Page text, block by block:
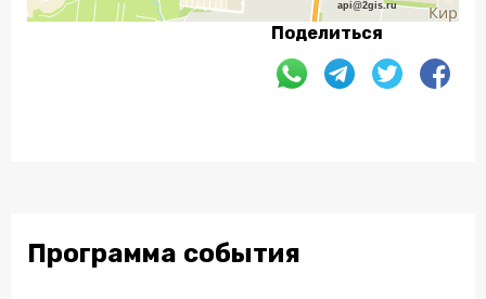
api@2gis.ru
Поделиться
Программа события